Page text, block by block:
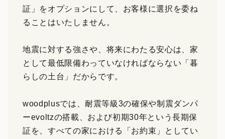
証」をオプションにして、お客様に選択を委ね
ることはいたしません。
地震に対する強さや、将来にわたる安心は、家
として最低限備わっていなければならない「暮
らしの土台」だからです。
woodplusでは、耐震等級3の確保や制震ダンパ
ーevoltzの搭載、および初期30年という長期保
証を、すべての家における「お約束」としてい